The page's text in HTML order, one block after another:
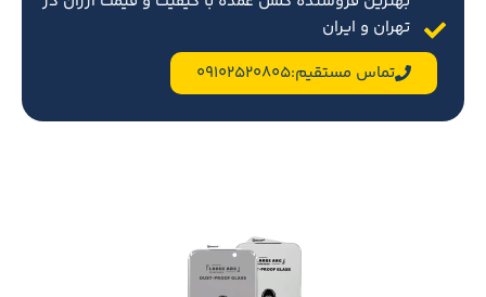
تهران و ایران
تماس مستقیم:09102520805